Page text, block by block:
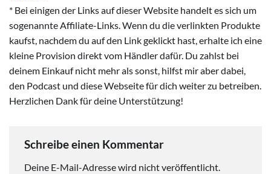
* Bei einigen der Links auf dieser Website handelt es sich um
sogenannte Affiliate-Links. Wenn du die verlinkten Produkte
kaufst, nachdem du auf den Link geklickt hast, erhalte ich eine
kleine Provision direkt vom Händler dafür. Du zahlst bei
deinem Einkauf nicht mehr als sonst, hilfst mir aber dabei,
den Podcast und diese Webseite für dich weiter zu betreiben.
Herzlichen Dank für deine Unterstützung!
Schreibe einen Kommentar
Deine E-Mail-Adresse wird nicht veröffentlicht.